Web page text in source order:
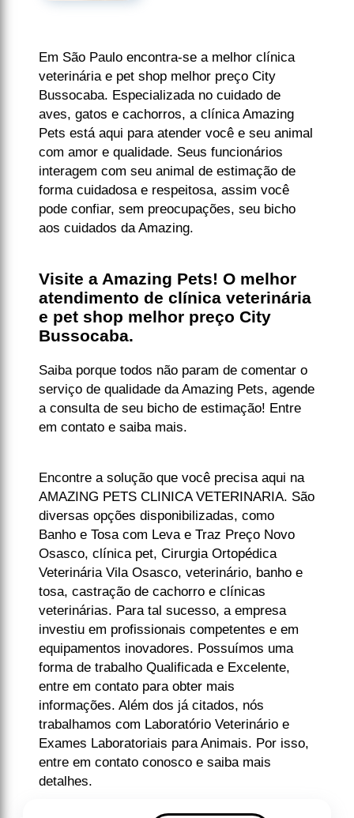
Em São Paulo encontra-se a melhor clínica
veterinária e pet shop melhor preço City
Bussocaba. Especializada no cuidado de
aves, gatos e cachorros, a clínica Amazing
Pets está aqui para atender você e seu animal
com amor e qualidade. Seus funcionários
interagem com seu animal de estimação de
forma cuidadosa e respeitosa, assim você
pode confiar, sem preocupações, seu bicho
aos cuidados da Amazing.
Visite a Amazing Pets! O melhor
atendimento de clínica veterinária
e pet shop melhor preço City
Bussocaba.
Saiba porque todos não param de comentar o
serviço de qualidade da Amazing Pets, agende
a consulta de seu bicho de estimação! Entre
em contato e saiba mais.
Encontre a solução que você precisa aqui na
AMAZING PETS CLINICA VETERINARIA. São
diversas opções disponibilizadas, como
Banho e Tosa com Leva e Traz Preço Novo
Osasco, clínica pet, Cirurgia Ortopédica
Veterinária Vila Osasco, veterinário, banho e
tosa, castração de cachorro e clínicas
veterinárias. Para tal sucesso, a empresa
investiu em profissionais competentes e em
equipamentos inovadores. Possuímos uma
forma de trabalho Qualificada e Excelente,
entre em contato para obter mais
informações. Além dos já citados, nós
trabalhamos com Laboratório Veterinário e
Exames Laboratoriais para Animais. Por isso,
entre em contato conosco e saiba mais
detalhes.